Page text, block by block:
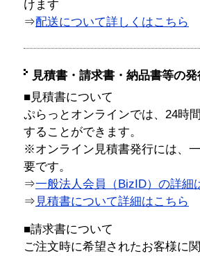
けます
⇒配送について詳しくはこちら
見積書・請求書・納品書等の
■見積書について
ぷらっとオンラインでは、24時
することができます。
※オンライン見積書発行には、
要です。
⇒一般法人会員（BizID）の詳細
⇒ 見積書について詳細はこちら
■請求書について
ご注文時に希望されたお客様に